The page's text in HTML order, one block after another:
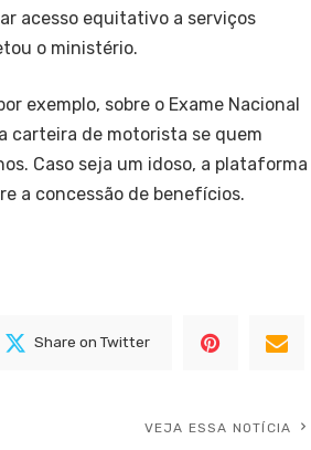
acesso equitativo a serviços
o ministério.
exemplo, sobre o Exame Nacional
carteira de motorista se quem
Caso seja um idoso, a plataforma
a concessão de benefícios.
Share on Twitter
VEJA ESSA NOTÍCIA